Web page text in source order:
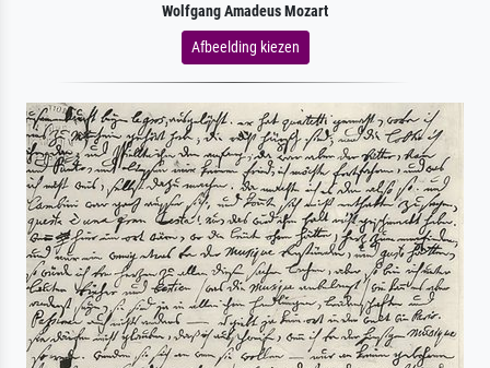
Wolfgang Amadeus Mozart
Afbeelding kiezen